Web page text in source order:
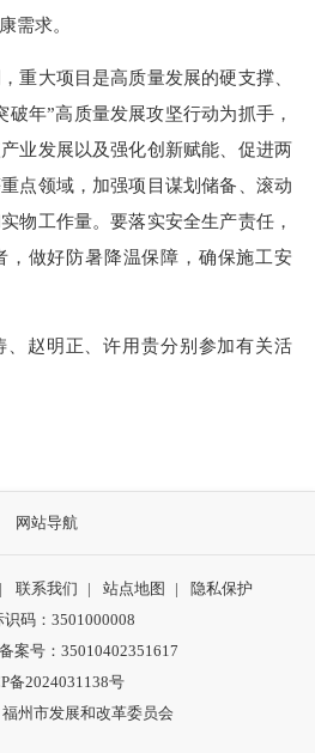
需求。
重大项目是高质量发展的硬支撑、
年”高质量发展攻坚行动为抓手，
业发展以及强化创新赋能、促进两
点领域，加强项目谋划储备、滚动
物工作量。要落实安全生产责任，
，做好防暑降温保障，确保施工安
、赵明正、许用贵分别参加有关活
网站导航
| 联系我们 | 站点地图 |
隐私保护
识码：3501000008
案号：35010402351617
备2024031138号
州市发展和改革委员会